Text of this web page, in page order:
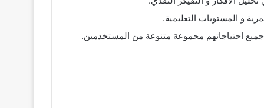
و المستويات التعليمية.
احتياجاتهم مجموعة متنوعة من المستخدمين.